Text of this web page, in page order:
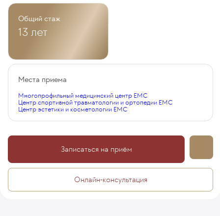
Общий стаж
13 лет
Места приема
Многопрофильный медицинский центр EMC
Центр спортивной травматологии и ортопедии EMC
Центр эстетики и косметологии EMC
Записаться на приём
Онлайн-консультация